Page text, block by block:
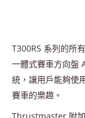
T300RS 系列的所
一體式賽車方向盤
統，讓用戶能夠使
賽車的樂趣。